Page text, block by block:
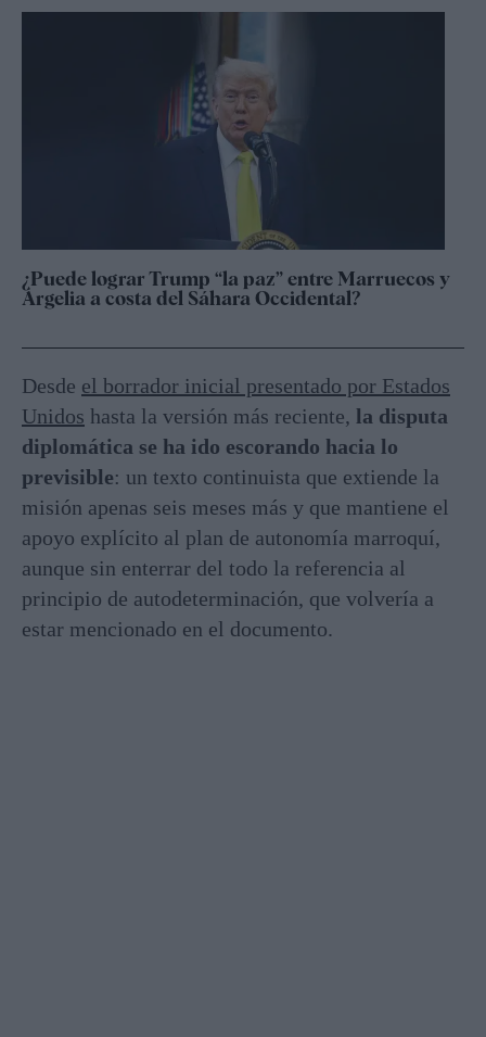
¿Puede lograr Trump “la paz” entre Marruecos y
Argelia a costa del Sáhara Occidental?
Desde el borrador inicial presentado por Estados
Unidos hasta la versión más reciente, la disputa
diplomática se ha ido escorando hacia lo
previsible: un texto continuista que extiende la
misión apenas seis meses más y que mantiene el
apoyo explícito al plan de autonomía marroquí,
aunque sin enterrar del todo la referencia al
principio de autodeterminación, que volvería a
estar mencionado en el documento.